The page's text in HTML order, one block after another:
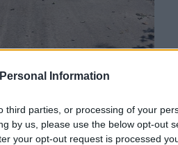
Information
third parties, or processing of your
by us, please use the below opt-out
your opt-out request is processed
pilnā izmērā (675x1200)